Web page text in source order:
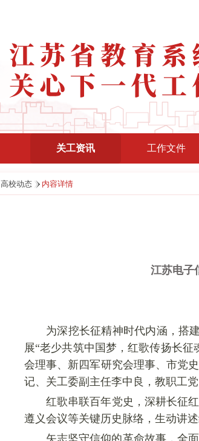
关工资讯 工作文件
高校动态 内容详情
江苏电子
为深挖长征精神时代内涵，搭
展“老少共筑中国梦，红歌传扬长征
会理事、新四军研究会理事、市党
记、关工委副主任李中良，教职工
红歌串联百年党史，深耕长征
遵义会议等关键历史脉络，生动讲述